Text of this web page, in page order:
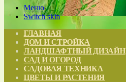
Меню
Switch skin
ГЛАВНАЯ
ДОМ И СТРОЙКА
ЛАНДШАФТНЫЙ ДИЗАЙН
САД И ОГОРОД
САДОВАЯ ТЕХНИКА
ЦВЕТЫ И РАСТЕНИЯ